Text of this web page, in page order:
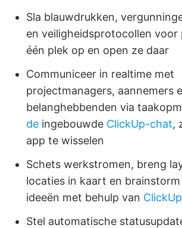
Sla blauwdrukken,
en veiligheidsprotocollen voor
één plek op en open ze daar
Communiceer in realtime met
projectmanagers, aannemers
belanghebbenden via
de ingebouwde ClickUp-chat,
app te wisselen
Schets werkstromen, breng
locaties in kaart en
ideeën met behulp van
Stel automatische